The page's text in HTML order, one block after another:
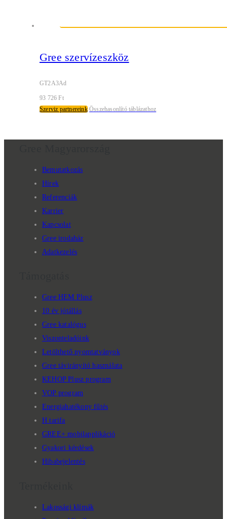
Gree szervízeszköz
GT2A3Ad
93 726Ft
Szerviz partnereink Összehasonlító táblázathoz
Bemutatkozás
Hírek
Referenciák
Karrier
Kapcsolat
Gree irodaház
Adatkezelés
Gree HEM Plusz
10 év jótállás
Gree katalógus
Viszonteladóink
Letölthető nyomtatványok
Gree távirányító használata
KEHOP Plusz program
VOP program
Energiahatékony fűtés
H tarifa
GREE+ mobilapplikáció
Gyakori kérdések
Hibabejelentés
Lakossági klímák